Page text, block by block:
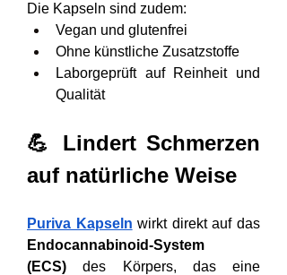
Die Kapseln sind zudem:
Vegan und glutenfrei
Ohne künstliche Zusatzstoffe
Laborgeprüft auf Reinheit und
Qualität
💪 Lindert Schmerzen
auf natürliche Weise
Puriva Kapseln
Endocannabinoid-System
(ECS) des Körpers, das eine